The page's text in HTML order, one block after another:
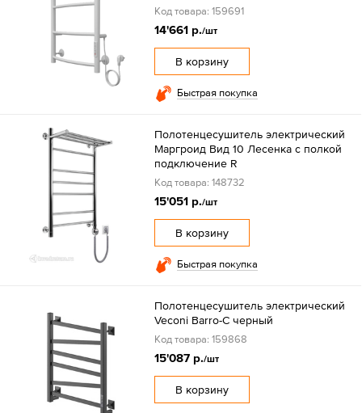
Код товара: 159691
14'661 р./шт
В корзину
Быстрая покупка
Полотенцесушитель электрический
Маргроид Вид 10 Лесенка с полкой
подключение R
Код товара: 148732
15'051 р./шт
В корзину
Быстрая покупка
Полотенцесушитель электрический
Veconi Barro-C черный
Код товара: 159868
15'087 р./шт
В корзину